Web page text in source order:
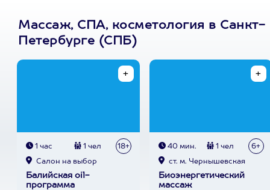
Массаж, СПА, косметология в Санкт-
Петербурге (СПБ)
1 час 1 чел 18+
Cалон на выбор
Балийская oil-
программа
40 мин. 1 чел 6+
ст. м. Чернышевская
Биоэнергетический
массаж